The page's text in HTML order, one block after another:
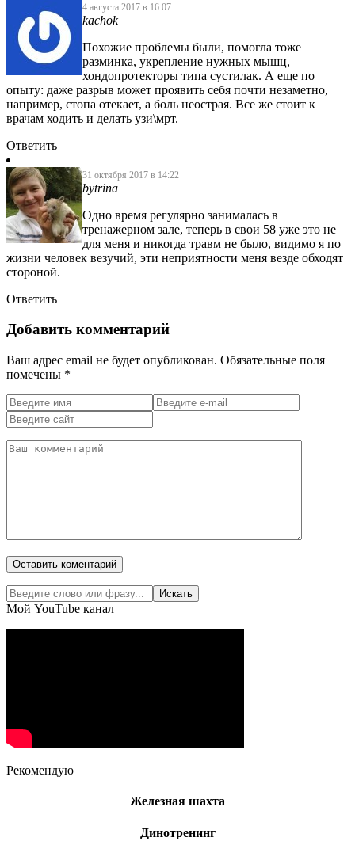
4 августа 2017 в 16:07
kachok
Похожие проблемы были, помогла тоже
разминка, укрепление нужных мышц,
хондопротекторы типа сустилак. А еще по
опыту: даже разрыв может проявить себя почти незаметно,
например, стопа отекает, а боль неострая. Все же стоит к
врачам ходить и делать узи\мрт.
Ответить
31 октября 2017 в 14:22
bytrina
Одно время регулярно занималась в
тренажерном зале, теперь в свои 58 уже это не
для меня и никогда травм не было, видимо я по
жизни человек везучий, эти неприятности меня везде обходят
стороной.
Ответить
Добавить комментарий
Ваш адрес email не будет опубликован. Обязательные поля
помечены *
Мой YouTube канал
Рекомендую
Железная шахта
Динотренинг